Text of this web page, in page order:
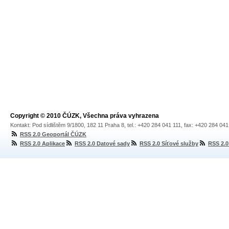
Copyright © 2010 ČÚZK, Všechna práva vyhrazena
Kontakt: Pod sídlištěm 9/1800, 182 11 Praha 8, tel.: +420 284 041 111, fax: +420 284
RSS 2.0 Geoportál ČÚZK
RSS 2.0 Aplikace
RSS 2.0 Datové sady RSS 2.0 Síťové služby RSS